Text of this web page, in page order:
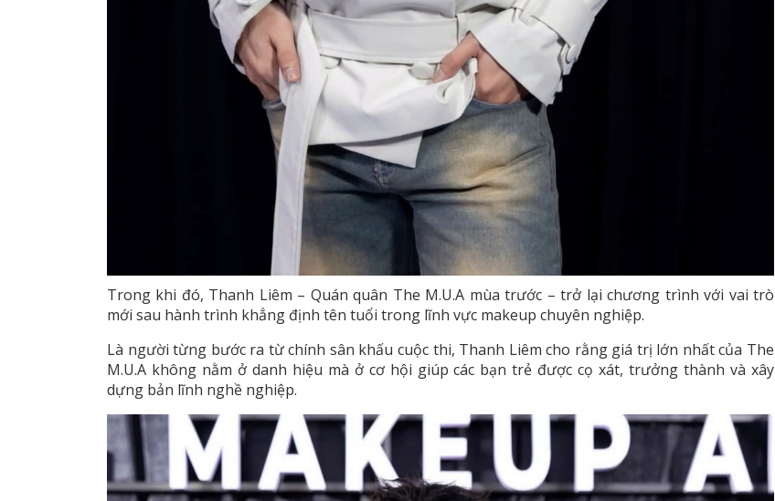
Trong khi đó, Thanh Liêm – Quán quân The M.U.A mùa trước – trở lại chương trình với vai trò
mới sau hành trình khẳng định tên tuổi trong lĩnh vực makeup chuyên nghiệp.
Là người từng bước ra từ chính sân khấu cuộc thi, Thanh Liêm cho rằng giá trị lớn nhất của The
M.U.A không nằm ở danh hiệu mà ở cơ hội giúp các bạn trẻ được cọ xát, trưởng thành và xây
dựng bản lĩnh nghề nghiệp.